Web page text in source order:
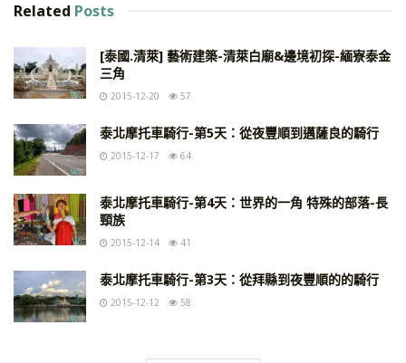
Related Posts
[泰國.清萊] 藝術建築-清萊白廟&邊境初探-緬寮泰金
三角
2015-12-20 57
泰北摩托車騎行-第5天：從夜豐順到邁薩良的騎行
2015-12-17 64
泰北摩托車騎行-第4天：世界的一角 特殊的部落-長
頸族
2015-12-14 41
泰北摩托車騎行-第3天：從拜縣到夜豐順的的騎行
2015-12-12 58